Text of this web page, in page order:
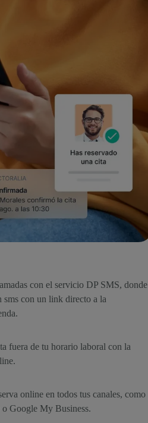
con el servicio DP SMS, donde
sms con un link directo a la
fuera de tu horario laboral con la
online en todos tus canales, como
Google My Business.